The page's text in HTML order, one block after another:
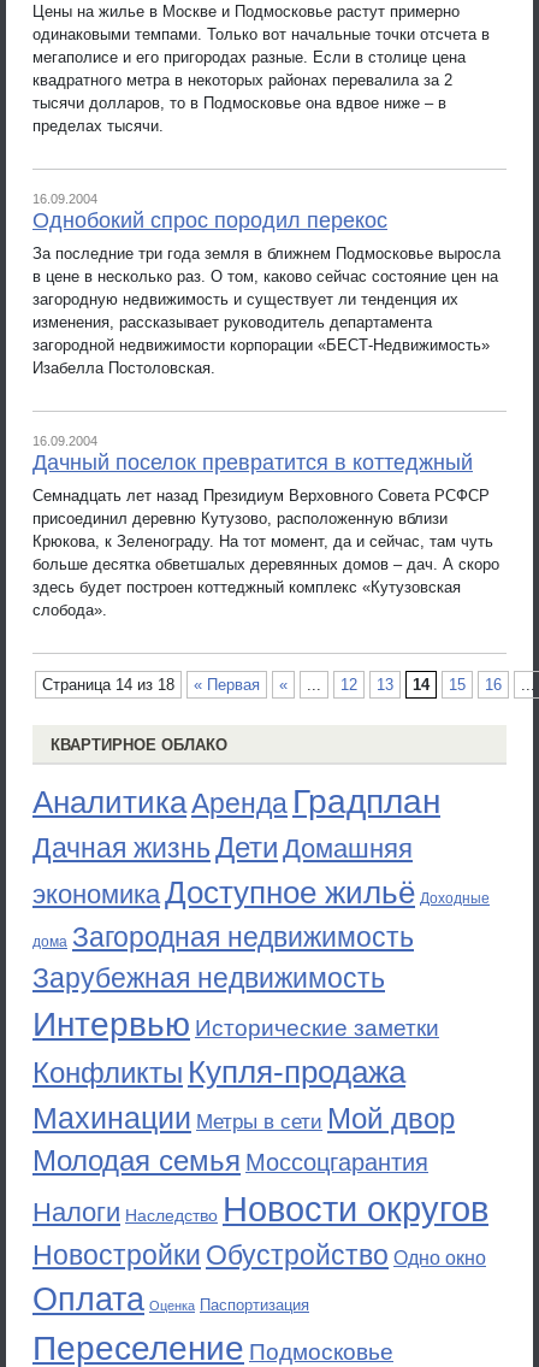
Цены на жилье в Москве и Подмосковье растут примерно
одинаковыми темпами. Только вот начальные точки отсчета в
мегаполисе и его пригородах разные. Если в столице цена
квадратного метра в некоторых районах перевалила за 2
тысячи долларов, то в Подмосковье она вдвое ниже – в
пределах тысячи.
16.09.2004
Однобокий спрос породил перекос
За последние три года земля в ближнем Подмосковье выросла
в цене в несколько раз. О том, каково сейчас состояние цен на
загородную недвижимость и существует ли тенденция их
изменения, рассказывает руководитель департамента
загородной недвижимости корпорации «БЕСТ-Недвижимость»
Изабелла Постоловская.
16.09.2004
Дачный поселок превратится в коттеджный
Семнадцать лет назад Президиум Верховного Совета РСФСР
присоединил деревню Кутузово, расположенную вблизи
Крюкова, к Зеленограду. На тот момент, да и сейчас, там чуть
больше десятка обветшалых деревянных домов – дач. А скоро
здесь будет построен коттеджный комплекс «Кутузовская
слобода».
Страница 14 из 18 « Первая « ... 12 13 14 15 16 ...
КВАРТИРНОЕ ОБЛАКО
АналитикаАренда Градплан
Дачная жизньДети Домашняя
экономикаДоступное жильё Доходные
дома Загородная недвижимость
Зарубежная недвижимость
Интервью Исторические заметки
Конфликты Купля-продажа
Махинации Метры в сети Мой двор
Молодая семья Моссоцгарантия
Налоги Наследство Новости округов
Новостройки Обустройство Одно окно
Оплата Оценка Паспортизация
Переселение Подмосковье